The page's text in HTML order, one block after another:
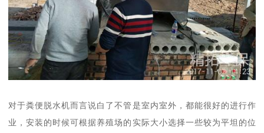
对于粪便脱水机而言说白了不管是室内室外，都能很好的进行作
业，安装的时候可根据养殖场的实际大小选择一些较为平坦的位